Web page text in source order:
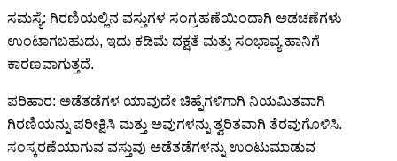
ಸಮಸ್ಯೆ: ಗಿರಣಿಯಲ್ಲಿನ ವಸ್ತುಗಳ ಸಂಗ್ರಹಣೆಯಿಂದಾಗಿ ಅಡಚಣೆಗಳು
ಉಂಟಾಗಬಹುದು, ಇದು ಕಡಿಮೆ ದಕ್ಷತೆ ಮತ್ತು ಸಂಭಾವ್ಯ ಹಾನಿಗೆ
ಕಾರಣವಾಗುತ್ತದೆ.
ಪರಿಹಾರ: ಅಡೆತಡೆಗಳ ಯಾವುದೇ ಚಿಹ್ನೆಗಳಿಗಾಗಿ ನಿಯಮಿತವಾಗಿ
ಗಿರಣಿಯನ್ನು ಪರೀಕ್ಷಿಸಿ ಮತ್ತು ಅವುಗಳನ್ನು ತ್ವರಿತವಾಗಿ ತೆರವುಗೊಳಿಸಿ.
ಸಂಸ್ಕರಣೆಯಾಗುವ ವಸ್ತುವು ಅಡೆತಡೆಗಳನ್ನು ಉಂಟುಮಾಡುವ